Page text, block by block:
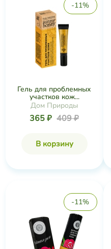
-11%
Гель для проблемных
участков кож...
Дом Природы
365 ₽ 409 ₽
В корзину
-11%